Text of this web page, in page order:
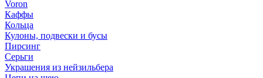
Voron
Каффы
Кольца
Кулоны, подвески и бусы
Пирсинг
Серьги
Украшения из нейзильбера